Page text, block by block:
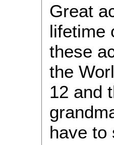
Great
lifetime
these
the
12 and
have to